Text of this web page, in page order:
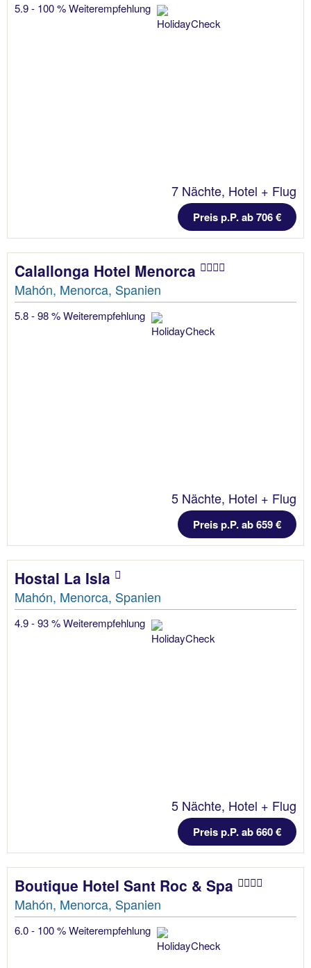
5.9 - 100 % Weiterempfehlung
7 Nächte, Hotel + Flug
Preis p.P. ab 706 €
Calallonga Hotel Menorca
Mahón, Menorca, Spanien
5.8 - 98 % Weiterempfehlung
5 Nächte, Hotel + Flug
Preis p.P. ab 659 €
Hostal La Isla
Mahón, Menorca, Spanien
4.9 - 93 % Weiterempfehlung
5 Nächte, Hotel + Flug
Preis p.P. ab 660 €
Boutique Hotel Sant Roc & Spa
Mahón, Menorca, Spanien
6.0 - 100 % Weiterempfehlung